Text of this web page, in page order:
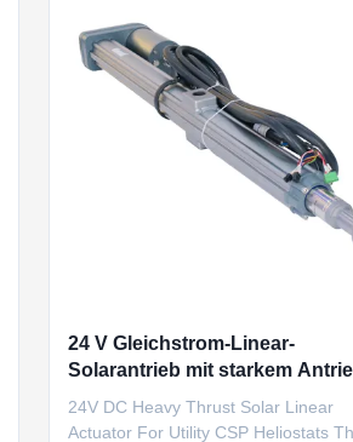
24 V Gleichstrom-Linear-
Solarantrieb mit starkem
für Versorgungsanlagen
24V DC Heavy Thrust Solar Linear
Actuator For Utility CSP Heliostats